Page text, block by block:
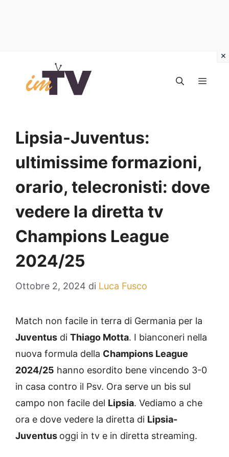
contenuto
Lipsia-Juventus:
ultimissime formazioni,
orario, telecronisti: dove
vedere la diretta tv
Champions League
2024/25
Ottobre 2, 2024 di Luca Fusco
Match non facile in terra di Germania per la
Juventus di Thiago Motta. I bianconeri nella
nuova formula della Champions League
2024/25 hanno esordito bene vincendo 3-0
in casa contro il Psv. Ora serve un bis sul
campo non facile del Lipsia. Vediamo a che
ora e dove vedere la diretta di Lipsia-
Juventus oggi in tv e in diretta streaming.